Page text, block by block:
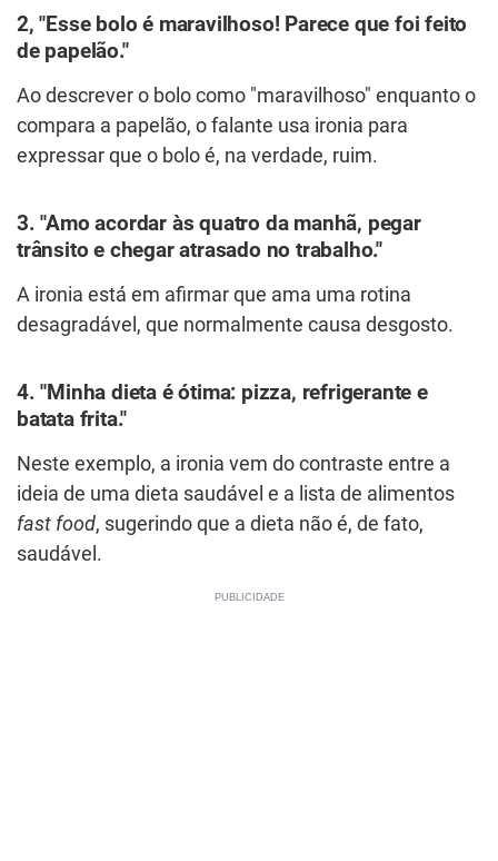
2, "Esse bolo é maravilhoso! Parece que foi feito
de papelão."
Ao descrever o bolo como "maravilhoso" enquanto o
compara a papelão, o falante usa ironia para
expressar que o bolo é, na verdade, ruim.
3. "Amo acordar às quatro da manhã, pegar
trânsito e chegar atrasado no trabalho."
A ironia está em afirmar que ama uma rotina
desagradável, que normalmente causa desgosto.
4. "Minha dieta é ótima: pizza, refrigerante e
batata frita."
Neste exemplo, a ironia vem do contraste entre a
ideia de uma dieta saudável e a lista de alimentos
fast food, sugerindo que a dieta não é, de fato,
saudável.